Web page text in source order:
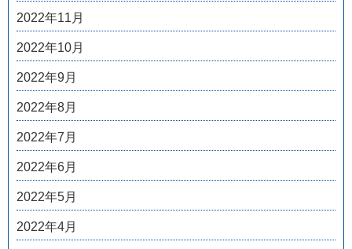
2022年11月
2022年10月
2022年9月
2022年8月
2022年7月
2022年6月
2022年5月
2022年4月